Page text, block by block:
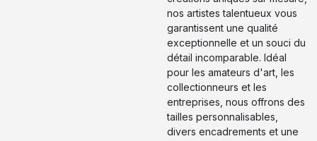
nos artistes talentueux vous
garantissent une qualité
exceptionnelle et un souci du
détail incomparable. Idéal
pour les amateurs d'art, les
collectionneurs et les
entreprises, nous offrons des
tailles personnalisables,
divers encadrements et une